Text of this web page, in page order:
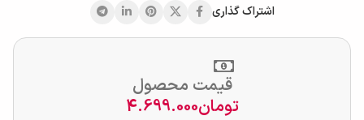
اشتراک گذاری
قیمت محصول
تومان4.699.000